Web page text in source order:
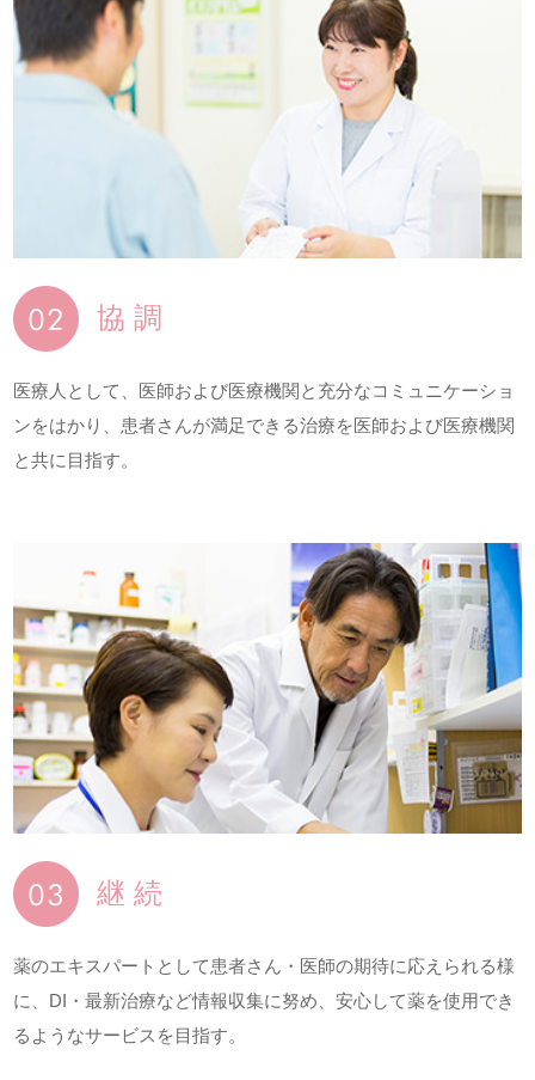
協 調
医療人として、医師および医療機関と充分なコミュニケーショ
ンをはかり、患者さんが満足できる治療を医師および医療機関
と共に目指す。
継 続
薬のエキスパートとして患者さん・医師の期待に応えられる様
に、DI・最新治療など情報収集に努め、安心して薬を使用でき
るようなサービスを目指す。